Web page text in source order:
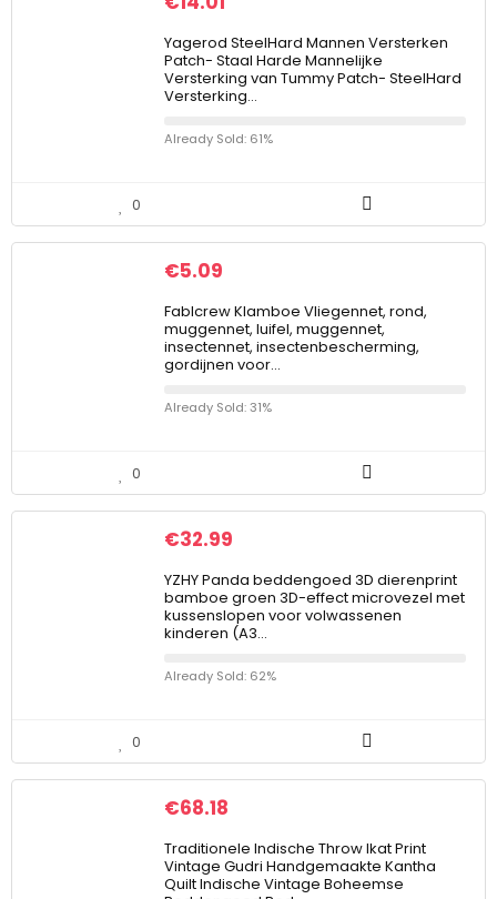
Yagerod SteelHard Mannen Versterken
Patch- Staal Harde Mannelijke
Versterking van Tummy Patch- SteelHard
Versterking…
Already Sold: 61%
0
€5.09
Fablcrew Klamboe Vliegennet, rond,
muggennet, luifel, muggennet,
insectennet, insectenbescherming,
gordijnen voor…
Already Sold: 31%
0
€32.99
YZHY Panda beddengoed 3D dierenprint
bamboe groen 3D-effect microvezel met
kussenslopen voor volwassenen
kinderen (A3…
Already Sold: 62%
0
€68.18
Traditionele Indische Throw Ikat Print
Vintage Gudri Handgemaakte Kantha
Quilt Indische Vintage Boheemse